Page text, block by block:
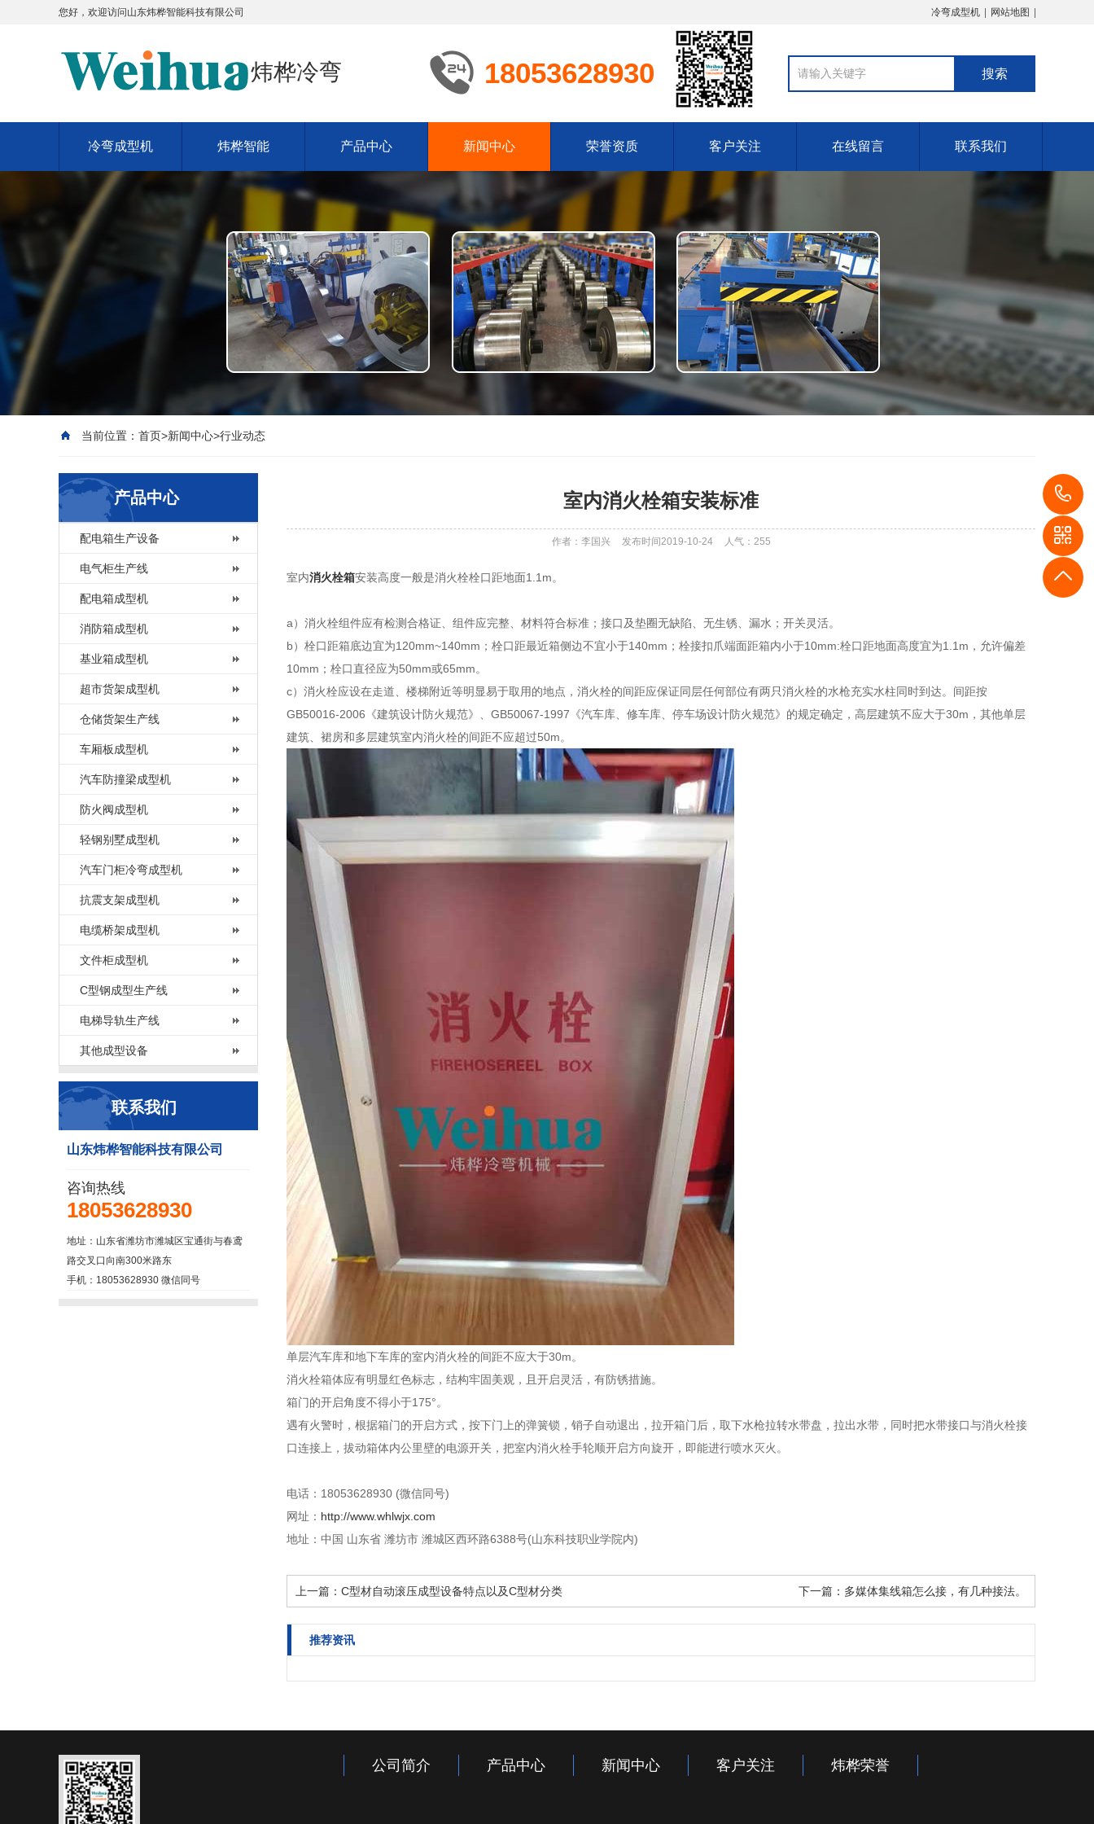
您好，欢迎访问 山东炜桦智能科技有限公司 冷弯成型机 网站地图
炜桦冷弯 18053628930
冷弯成型机 炜桦智能 产品中心 新闻中心 荣誉资质 客户关注 在线留言 联系我们
当前位置： 首页>新闻中心>行业动态
产品中心
配电箱生产设备
电气柜生产线
配电箱成型机
消防箱成型机
基业箱成型机
超市货架成型机
仓储货架生产线
车厢板成型机
汽车防撞梁成型机
防火阀成型机
轻钢别墅成型机
汽车门柜冷弯成型机
抗震支架成型机
电缆桥架成型机
文件柜成型机
C型钢成型生产线
电梯导轨生产线
其他成型设备
联系我们
山东炜桦智能科技有限公司
咨询热线
18053628930
地址：山东省潍坊市潍城区宝通街与春鸢
路交叉口向南300米路东
手机：18053628930 微信同号
室内消火栓箱安装标准
作者：李国兴 发布时间2019-10-24 人气： 255
室内消火栓箱安装高度一般是消火栓栓口距地面1.1m。
a）消火栓组件应有检测合格证、组件应完整、材料符合标准；接口及垫圈无缺陷、无生锈、漏水；开关灵活。
b）栓口距箱底边宜为120mm~140mm；栓口距最近箱侧边不宜小于140mm；栓接扣爪端面距箱内小于10mm:栓口距地面高度宜为1.1m，允许偏差
10mm；栓口直径应为50mm或65mm。
c）消火栓应设在走道、楼梯附近等明显易于取用的地点，消火栓的间距应保证同层任何部位有两只消火栓的水枪充实水柱同时到达。间距按
GB50016-2006《建筑设计防火规范》、GB50067-1997《汽车库、修车库、停车场设计防火规范》的规定确定，高层建筑不应大于30m，其他单层
建筑、裙房和多层建筑室内消火栓的间距不应超过50m。
单层汽车库和地下车库的室内消火栓的间距不应大于30m。
消火栓箱体应有明显红色标志，结构牢固美观，且开启灵活，有防锈措施。
箱门的开启角度不得小于175°。
遇有火警时，根据箱门的开启方式，按下门上的弹簧锁，销子自动退出，拉开箱门后，取下水枪拉转水带盘，拉出水带，同时把水带接口与消火栓接
口连接上，拔动箱体内公里壁的电源开关，把室内消火栓手轮顺开启方向旋开，即能进行喷水灭火。
电话：18053628930 (微信同号)
网址： http://www.whlwjx.com
地址：中国 山东省 潍坊市 潍城区西环路6388号(山东科技职业学院内)
上一篇： C型材自动滚压成型设备特点以及C型材分类 下一篇： 多媒体集线箱怎么接，有几种接法。
推荐资讯
公司简介 产品中心 新闻中心 客户关注 炜桦荣誉